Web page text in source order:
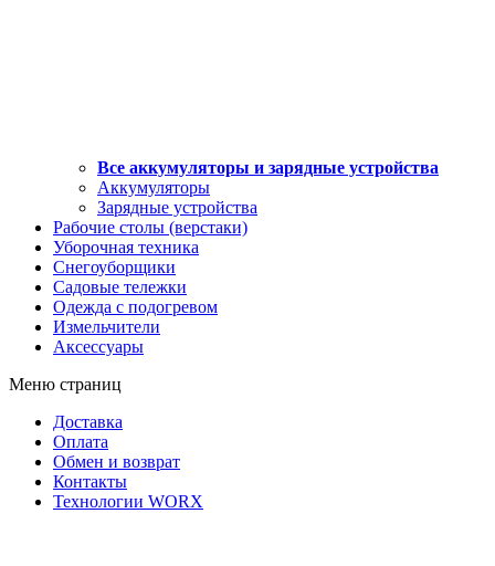
Все аккумуляторы и зарядные устройства
Аккумуляторы
Зарядные устройства
Рабочие столы (верстаки)
Уборочная техника
Снегоуборщики
Садовые тележки
Одежда с подогревом
Измельчители
Аксессуары
Меню страниц
Доставка
Оплата
Обмен и возврат
Контакты
Технологии WORX